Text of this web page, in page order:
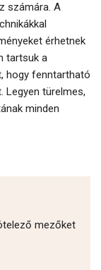
számára. A
érhetnek
tartsuk a
hogy fenntartható
Legyen türelmes,
minden
mezőket